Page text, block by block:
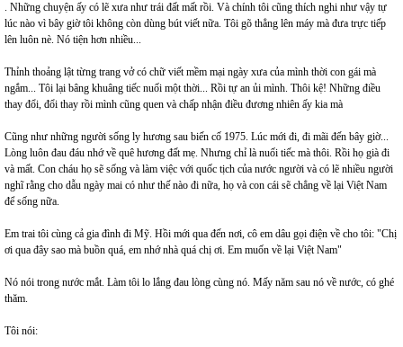
. Những chuyện ấy có lẽ xưa như trái đất mất rồi. Và chính tôi cũng thích nghi như vậy tự
lúc nào vì bây giờ tôi không còn dùng bút viết nữa. Tôi gõ thẳng lên máy mà đưa trực tiếp
lên luôn nè. Nó tiện hơn nhiều...
Thỉnh thoảng lật từng trang vở có chữ viết mềm mại ngày xưa của mình thời con gái mà
ngắm... Tôi lại bâng khuâng tiếc nuối một thời... Rồi tự an ủi mình. Thôi kệ! Những điều
thay đổi, đổi thay rồi mình cũng quen và chấp nhận điều đương nhiên ấy kia mà
Cũng như những người sống ly hương sau biến cố 1975. Lúc mới đi, đi mãi đến bây giờ...
Lòng luôn đau đáu nhớ về quê hương đất mẹ. Nhưng chỉ là nuối tiếc mà thôi. Rồi họ già đi
và mất. Con cháu họ sẽ sống và làm việc với quốc tịch của nước người và có lẽ nhiều người
nghĩ rằng cho dẫu ngày mai có như thế nào đi nữa, họ và con cái sẽ chẳng về lại Việt Nam
để sống nữa.
Em trai tôi cùng cả gia đình đi Mỹ. Hồi mới qua đến nơi, cô em dâu gọi điện về cho tôi: "Chị
ơi qua đây sao mà buồn quá, em nhớ nhà quá chị ơi. Em muốn về lại Việt Nam"
Nó nói trong nước mắt. Làm tôi lo lắng đau lòng cùng nó. Mấy năm sau nó về nước, có ghé
thăm.
Tôi nói: